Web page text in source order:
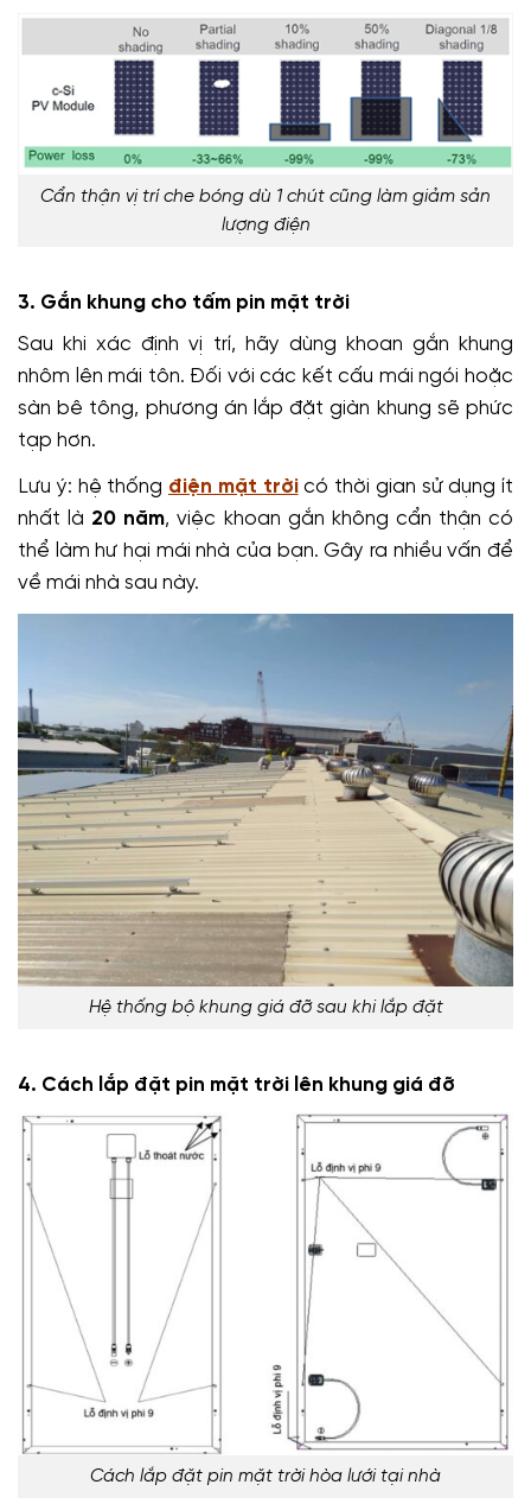
Cẩn thận vị trí che bóng dù 1 chút cũng làm giảm sản
lượng điện
3. Gắn khung cho tấm pin mặt trời
Sau khi xác định vị trí, hãy dùng khoan gắn khung
nhôm lên mái tôn. Đối với các kết cấu mái ngói hoặc
sàn bê tông, phương án lắp đặt giàn khung sẽ phức
tạp hơn.
Lưu ý: hệ thống điện mặt trờicó thời gian sử dụng ít
nhất là 20 năm, việc khoan gắn không cẩn thận có
thể làm hư hại mái nhà của bạn. Gây ra nhiều vấn để
về mái nhà sau này.
Hệ thống bộ khung giá đỡ sau khi lắp đặt
4. Cách lắp đặt pin mặt trời lên khung giá đỡ
Cách lắp đặt pin mặt trời hòa lưới tại nhà